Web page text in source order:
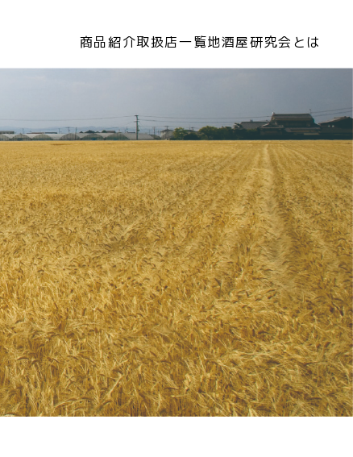
商品紹介取扱店一覧地酒屋研究会とは